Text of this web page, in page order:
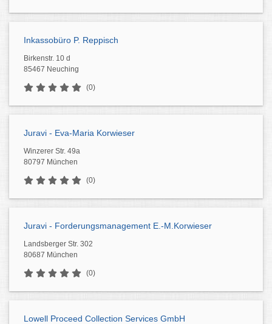
Inkassobüro P. Reppisch
Birkenstr. 10 d
85467 Neuching
(0)
Juravi - Eva-Maria Korwieser
Winzerer Str. 49a
80797 München
(0)
Juravi - Forderungsmanagement E.-M.Korwieser
Landsberger Str. 302
80687 München
(0)
Lowell Proceed Collection Services GmbH